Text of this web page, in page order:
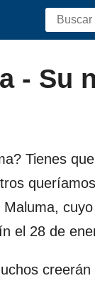
- Su
Tienes
el 28 de